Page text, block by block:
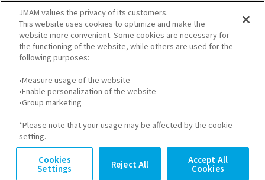
サービス資料請求 お問い合わせ
サイトのご利用について
GDPRプライバシーポリシー 個人情報保護方針
JMAM values the privacy of its customers.
This website uses cookies to optimize and make the
website more convenient. Some cookies are necessary for
the functioning of the website, while others are used for the
following purposes:
•Measure usage of the website
•Enable personalization of the website
•Group marketing
*Please note that your usage may be affected by the cookie
setting.
Cookies
Settings Reject All Accept All
Cookies